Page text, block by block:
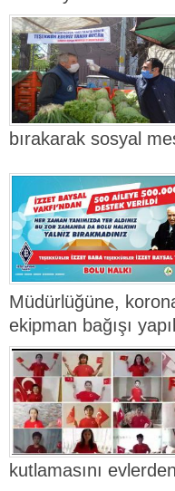
bırakarak sosyal
Müdürlüğüne,
ekipman bağışı
kutlamasını